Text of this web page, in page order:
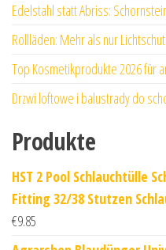
Edelstahl statt Abriss:
Rollläden: Mehr als nur
Top Kosmetikprodukte 2026 für
Drzwi loftowe i balustrady do
Produkte
HST 2 Pool Schlauchtülle
Fitting 32/38 Stutzen
€9.85